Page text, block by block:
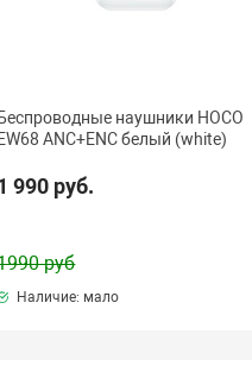
Беспроводные наушники HOCO
EW68 ANC+ENC белый (white)
990 руб.
руб
Наличие: мало